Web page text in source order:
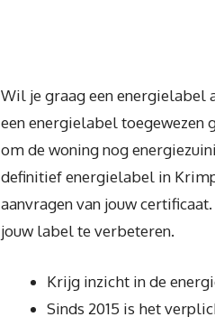
Wil je graag een energielabel
een energielabel toegewezen
om de woning nog
definitief energielabel in
aanvragen van jouw
jouw label te verbeteren.
Krijg inzicht in de
Sinds 2015 is het